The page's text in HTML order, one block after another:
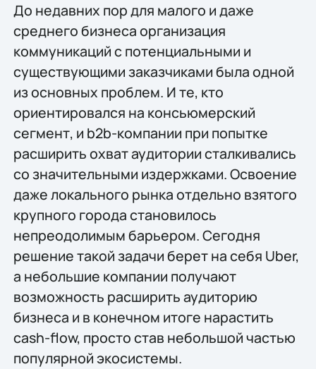
До недавних пор для малого и даже
среднего бизнеса организация
коммуникаций с потенциальными и
существующими заказчиками была одной
из основных проблем. И те, кто
ориентировался на консьюмерский
сегмент, и b2b-компании при попытке
расширить охват аудитории сталкивались
со значительными издержками. Освоение
даже локального рынка отдельно взятого
крупного города становилось
непреодолимым барьером. Сегодня
решение такой задачи берет на себя Uber,
а небольшие компании получают
возможность расширить аудиторию
бизнеса и в конечном итоге нарастить
cash-flow, просто став небольшой частью
популярной экосистемы.